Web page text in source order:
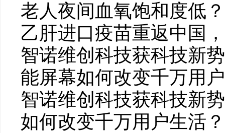
老人夜间血氧饱和度低
乙肝进口疫苗重返中国
智诺维创科技获科技新
能屏幕如何改变千万用
智诺维创科技获科技新
如何改变千万用户生活？